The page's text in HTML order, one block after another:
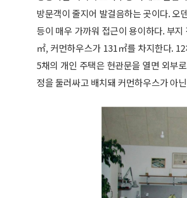
방문객이 줄지어 발걸음하는 곳이다. 오
등이 매우 가까워 접근이 용이하다. 부
㎡, 커먼하우스가 131㎡를 차지한다.
5채의 개인 주택은 현관문을 열면 외부
정을 둘러싸고 배치돼 커먼하우스가 아